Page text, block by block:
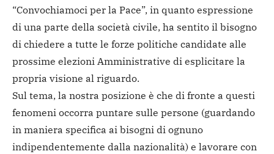
“Convochiamoci per la Pace”, in quanto espressione
di una parte della società civile, ha sentito il bisogno
di chiedere a tutte le forze politiche candidate alle
prossime elezioni Amministrative di esplicitare la
propria visione al riguardo.
Sul tema, la nostra posizione è che di fronte a questi
fenomeni occorra puntare sulle persone (guardando
in maniera specifica ai bisogni di ognuno
indipendentemente dalla nazionalità) e lavorare con